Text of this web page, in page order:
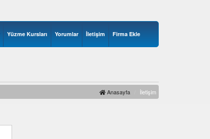
Yüzme Kursları Yorumlar İletişim Firma Ekle
Anasayfa İletişim